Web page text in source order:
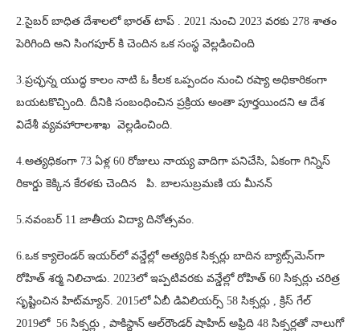
2.సైబర్ బాధిత దేశాలలో భారత్ టాప్ . 2021 నుంచి 2023 వరకు 278 శాతం
పెరిగింది అని సింగపూర్ కి చెందిన ఒక సంస్థ వెల్లడించింది
3.ప్రచ్ఛన్న యుద్ధ కాలం నాటి ఓ కీలక ఒప్పందం నుంచి రష్యా అధికారికంగా
బయటకొచ్చింది. దీనికి సంబంధించిన ప్రక్రియ అంతా పూర్తయిందని ఆ దేశ
విదేశీ వ్యవహారాలశాఖ వెల్లడించింది.
4.అత్యధికంగా 73 ఏళ్ల 60 రోజులు నాయ్య వాదిగా పనిచేసి, ఏకంగా గిన్నిస్
రికార్డు కెక్కిన కేరళకు చెందిన పి. బాలసుబ్రమణి య మీనన్
5.నవంబర్ 11 జాతీయ విద్యా దినోత్సవం.
6.ఒక క్యాలెండర్ ఇయర్‌లో వన్డేల్లో అత్యధిక సిక్సర్లు బాదిన బ్యాట్స్‌మెన్‌గా
రోహిత్ శర్మ నిలిచాడు. 2023లో ఇప్పటివరకు వన్డేల్లో రోహిత్ 60 సిక్సర్లు చరిత్ర
సృష్టించిన హిట్‌మ్యాన్. 2015లో ఏబీ డివిలియర్స్ 58 సిక్సర్లు , క్రిస్ గేల్
2019లో 56 సిక్సర్లు , పాకిస్థాన్ ఆల్‌రౌండర్ షాహిద్ అఫ్రిది 48 సిక్సర్లతో నాలుగో